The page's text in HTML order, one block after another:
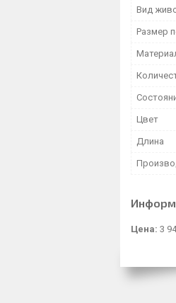
Вид
Размер
Цвет
Длина
Цена: 3